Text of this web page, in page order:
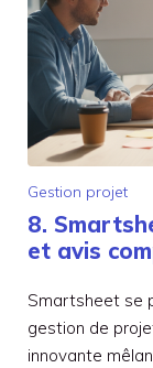
Gestion projet
8.
et avis
Smartsheet se
gestion de
innovante